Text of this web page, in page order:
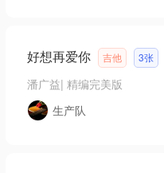
好想再爱你 吉他 3张
潘广益| 精编完美版
生产队